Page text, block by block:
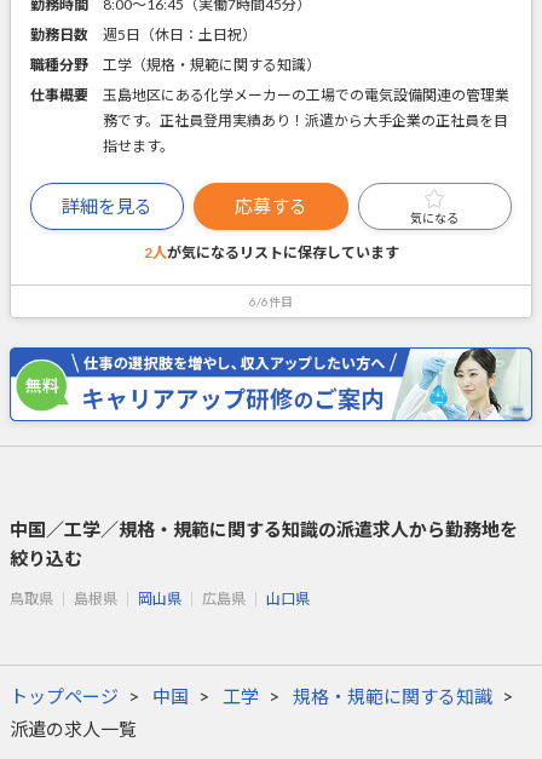
勤務時間
8:00～16:45（実働7時間45分）
勤務日数
週5日（休日：土日祝）
職種分野
工学（規格・規範に関する知識）
仕事概要
玉島地区にある化学メーカーの工場での電気設備関連の管理業
務です。正社員登用実績あり！派遣から大手企業の正社員を目
指せます。
詳細を見る 応募する
気になる
2人が気になるリストに保存しています
6/6件目
中国／工学／規格・規範に関する知識の派遣求人から勤務地を
絞り込む
鳥取県 島根県 岡山県 広島県 山口県
トップページ 中国 工学
規格・規範に関する知識
派遣の求人一覧